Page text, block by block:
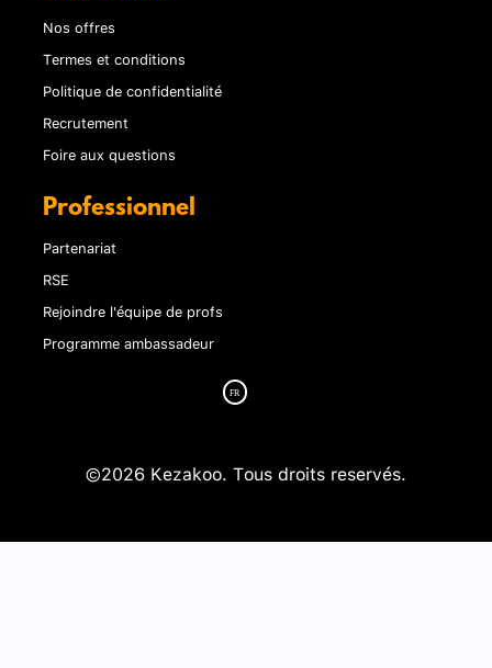
Nos offres
Termes et conditions
Politique de confidentialité
Recrutement
Foire aux questions
Professionnel
Partenariat
RSE
Rejoindre l'équipe de profs
Programme ambassadeur
©2026 Kezakoo. Tous droits reservés.